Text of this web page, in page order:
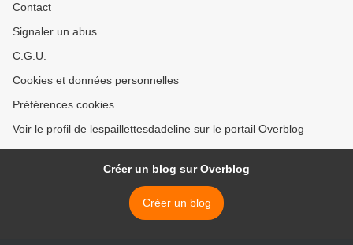
Contact
Signaler un abus
C.G.U.
Cookies et données personnelles
Préférences cookies
Voir le profil de lespaillettesdadeline sur le portail Overblog
Créer un blog sur Overblog
Créer un blog